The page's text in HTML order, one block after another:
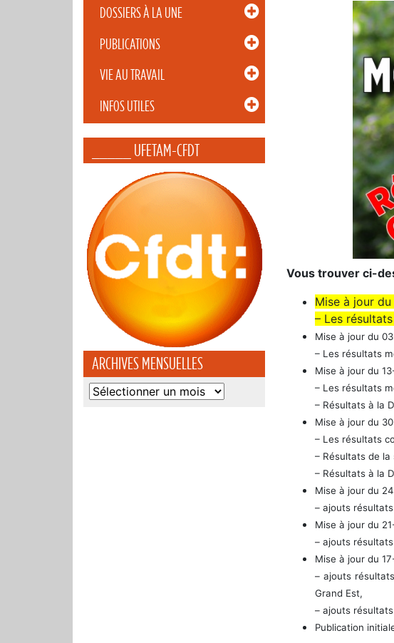
DOSSIERS À LA UNE
PUBLICATIONS
VIE AU TRAVAIL
INFOS UTILES
_____ UFETAM-CFDT
ARCHIVES MENSUELLES
Archives
Vous trouver ci-
Mise à jour du
– Les
Mise à jour du
– Les résultats
Mise à jour du
– Les résultats
– Résultats à la
Mise à jour du
– Les résultats
– Résultats de la
– Résultats à la
Mise à jour du
– ajouts
Mise à jour du
– ajouts
Mise à jour du
– ajouts
Grand Est,
– ajouts résultats
Publication